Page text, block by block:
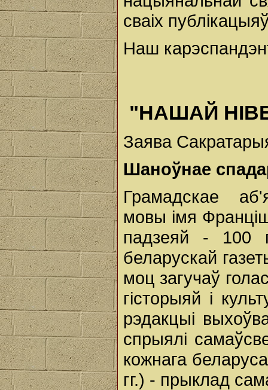
сваіх
Наш
"НАШАЙ
Заява
Шаноўнае
Грамадскае
мовы імя
падзеяй - 100
беларускай
моц загучаў
гісторыяй і
рэдакцыі
спрыялі
кожнага
гг.) - прыклад